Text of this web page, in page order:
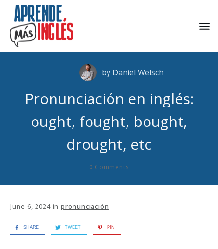
by Daniel Welsch
Pronunciación en inglés:
ought, fought, bought,
drought, etc
0 Comments
June 6, 2024 in pronunciación
SHARE TWEET PIN